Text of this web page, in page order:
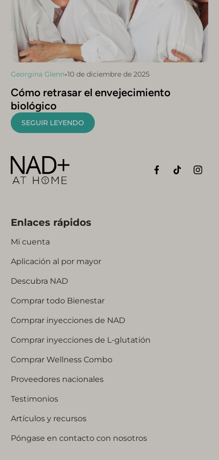
Georgina Glenn•10 de diciembre de 2025
Cómo retrasar el envejecimiento
biológico
SEGUIR LEYENDO
Enlaces rápidos
Mi cuenta
Aplicación al por mayor
Descubra NAD
Comprar todo Bienestar
Comprar inyecciones de NAD
Comprar inyecciones de L-glutatión
Comprar Wellness Combo
Proveedores nacionales
Testimonios
Artículos y recursos
Póngase en contacto con nosotros